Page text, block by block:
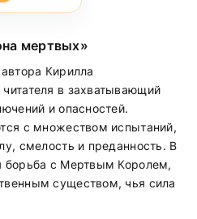
мертвых»
Кирилла
в захватывающий
и опасностей.
с множеством испытаний,
смелость и преданность. В
борьба с Мертвым Королем,
существом, чья сила